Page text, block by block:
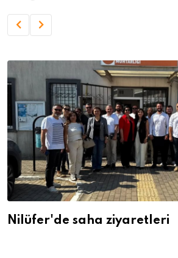
Nilüfer'de saha ziyaretleri